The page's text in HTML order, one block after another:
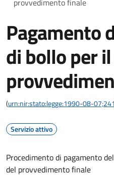
provvedimento finale
Pagamento
di bollo per
(urn:nir:stato:legge:1990-08-07;241
Servizio attivo
Procedimento di pagamento
del provvedimento finale